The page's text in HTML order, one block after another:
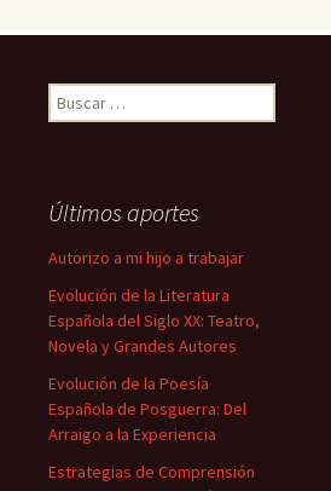
Buscar:
Últimos aportes
Autorizo a mi hijo a trabajar
Evolución de la Literatura
Española del Siglo XX: Teatro,
Novela y Grandes Autores
Evolución de la Poesía
Española de Posguerra: Del
Arraigo a la Experiencia
Estrategias de Comprensión